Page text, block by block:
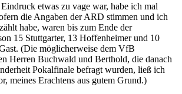
etwas zu vage war, habe ich mal
die Angaben der ARD stimmen und ich
habe, waren bis zum Ende der
15 Stuttgarter, 13 Hoffenheimer und 10
(Die möglicherweise dem VfB
Herren Buchwald und Berthold, die danach
Pokalfinale befragt wurden, ließ ich
meines Erachtens aus gutem Grund.)